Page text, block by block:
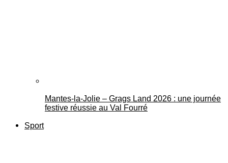
Mantes-la-Jolie – Grags Land 2026 : une journée
festive réussie au Val Fourré
Sport